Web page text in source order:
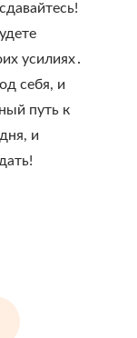
усилиях․
себя, и
путь к
и